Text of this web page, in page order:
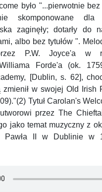
było "...pierwotnie bez
skomponowane dla
zaginęły; dotarły do
albo bez tytułów ".
P.W. Joyce'a w
Forde'a (ok.
[Dublin, s. 62],
zmienił w swojej Old Irish
Tytuł Carolan's
przez The
jako temat muzyczny z
Pawła II w Dublinie w